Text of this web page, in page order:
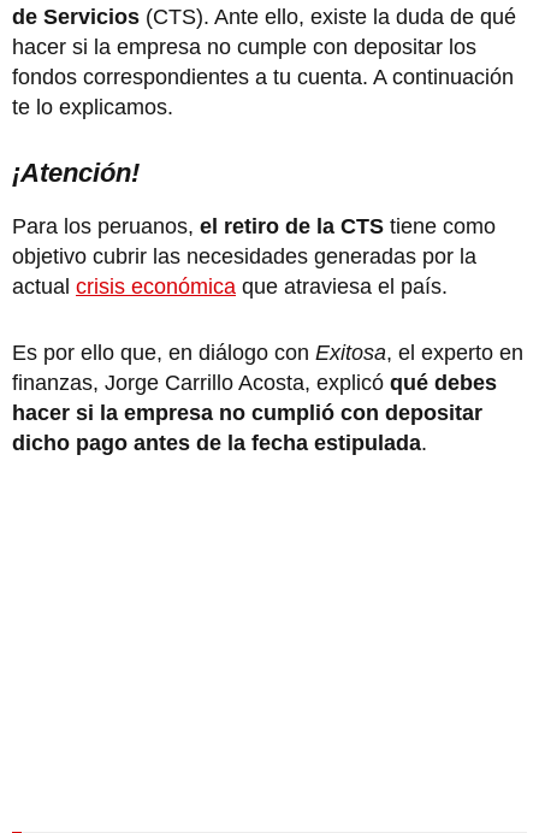
de Servicios (CTS). Ante ello, existe la duda de qué
hacer si la empresa no cumple con depositar los
fondos correspondientes a tu cuenta. A continuación
te lo explicamos.
¡Atención!
Para los peruanos, el retiro de la CTS tiene como
objetivo cubrir las necesidades generadas por la
actual crisis económica que atraviesa el país.
Es por ello que, en diálogo con Exitosa, el experto en
finanzas, Jorge Carrillo Acosta, explicó qué debes
hacer si la empresa no cumplió con depositar
dicho pago antes de la fecha estipulada.